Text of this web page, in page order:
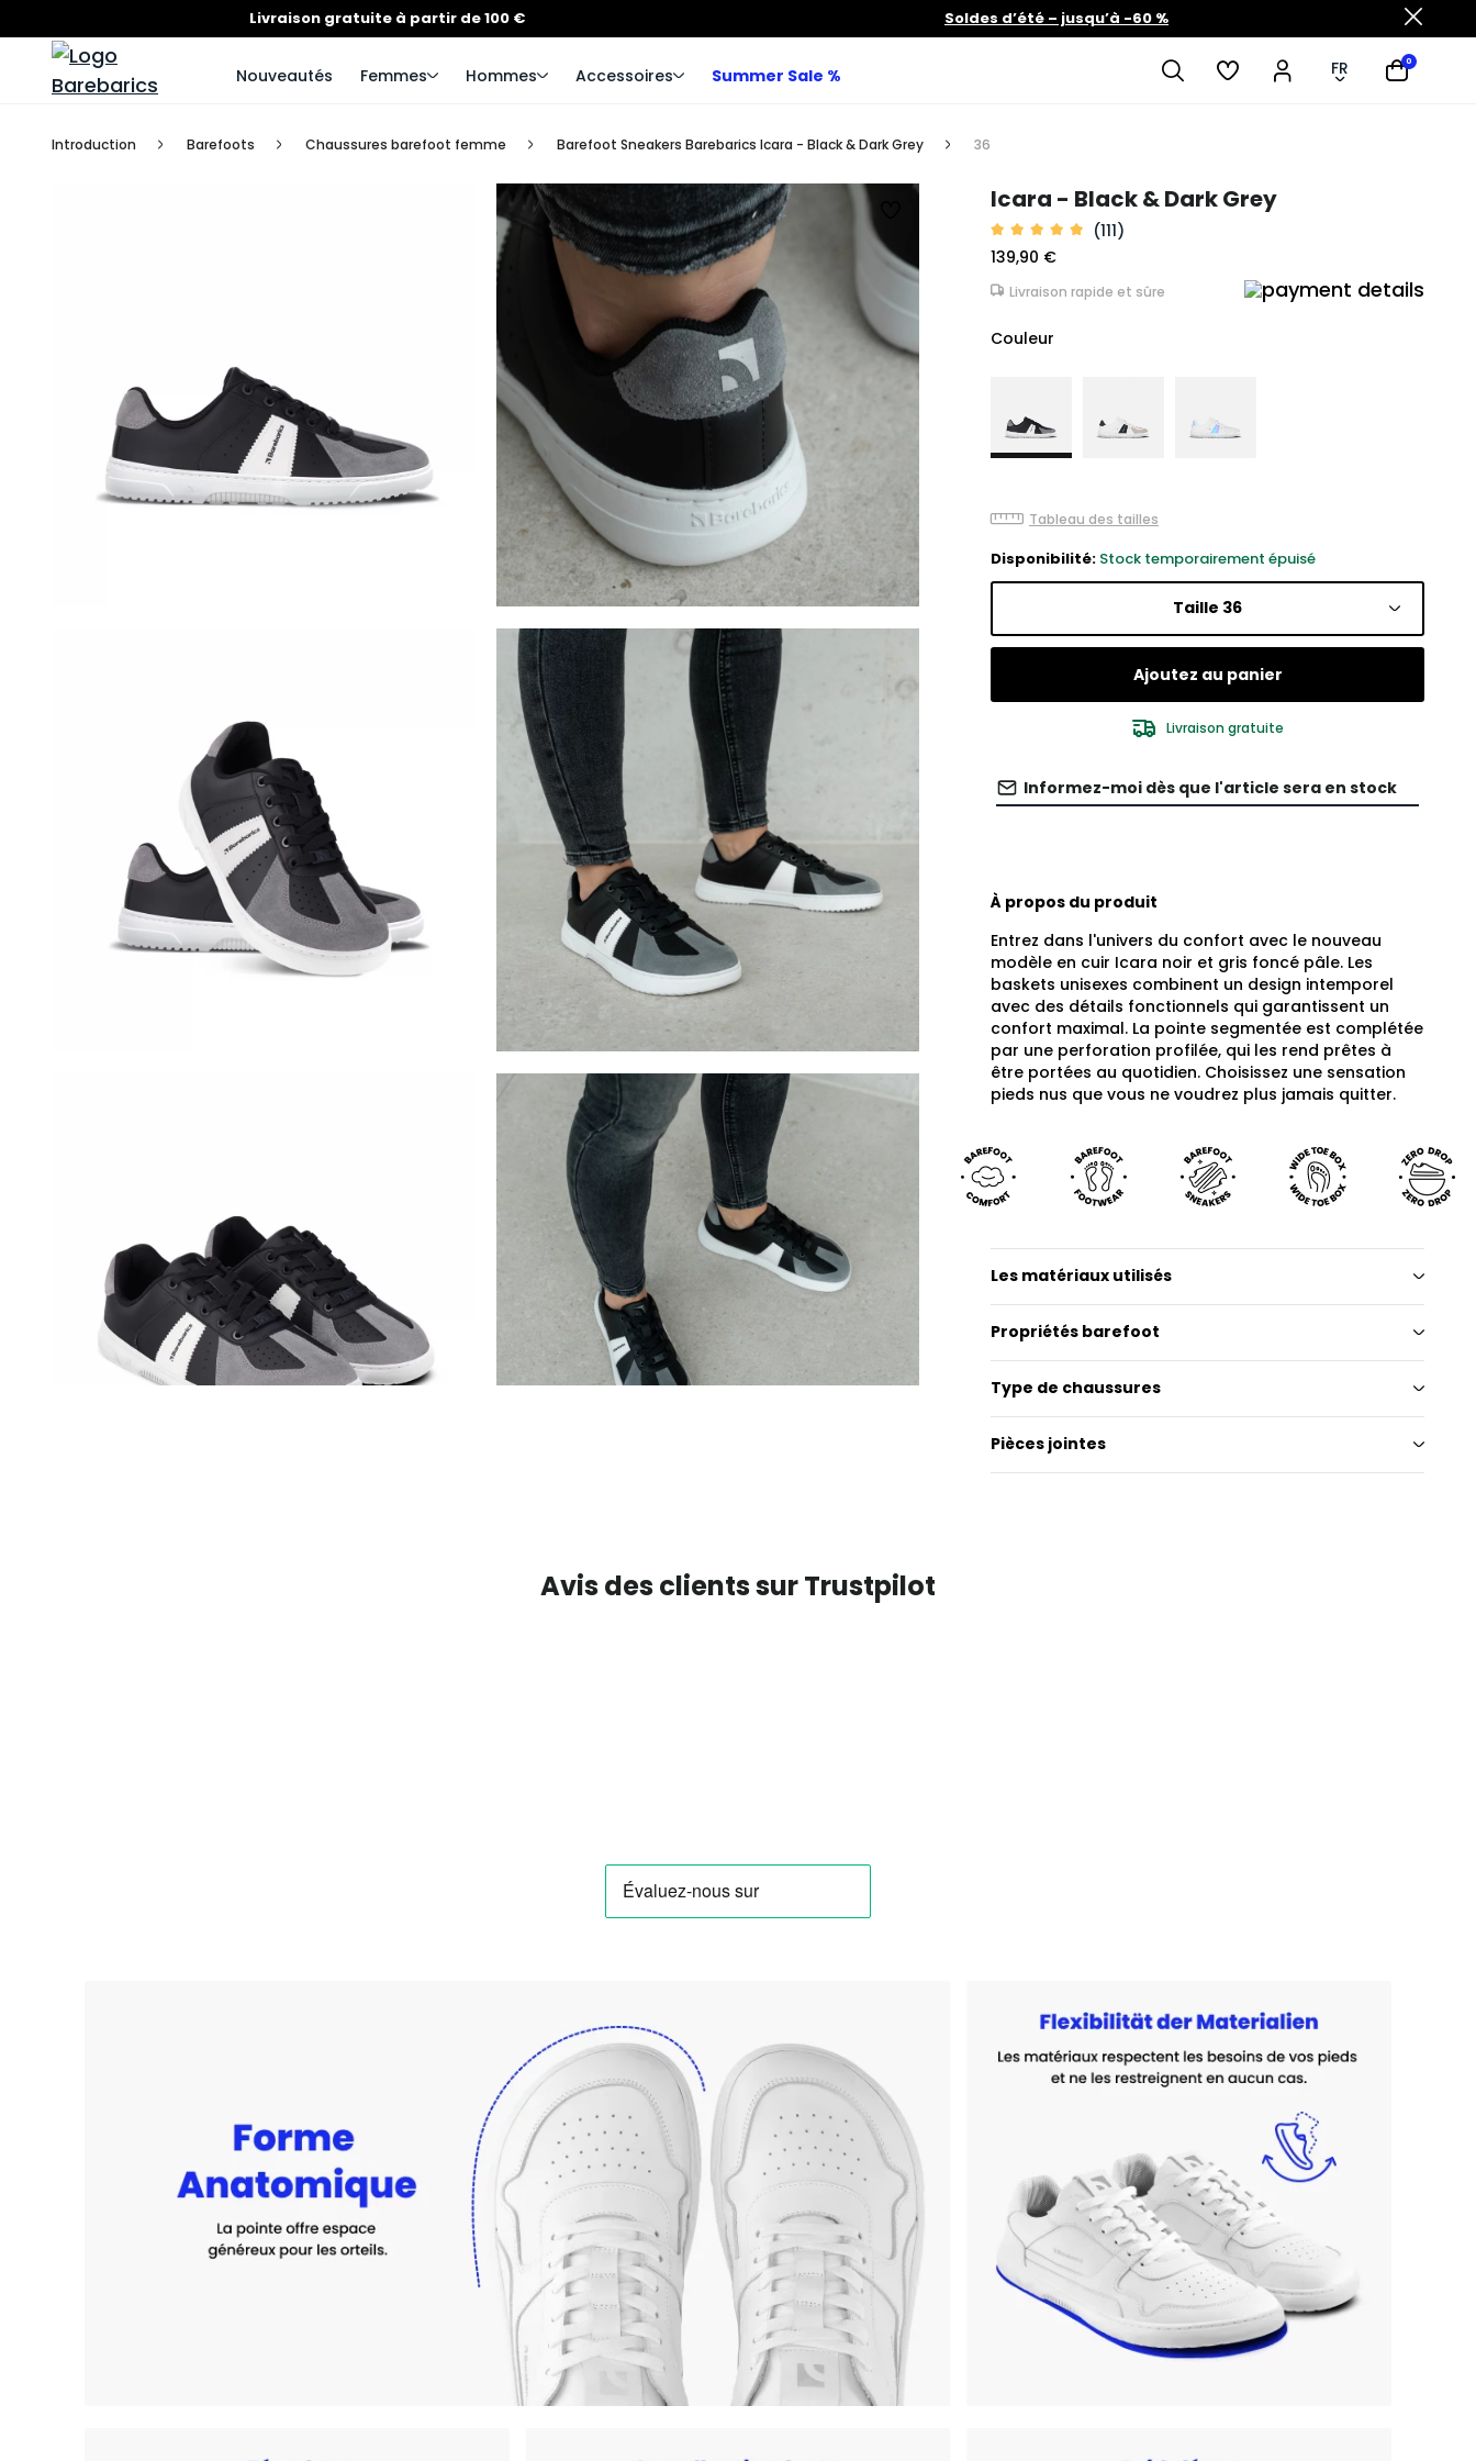
Livraison gratuite à partir de 100 € Soldes d’été – jusqu’à -60 %
Nouveautés Femmes Hommes Accessoires Summer Sale % FR 0
Introduction Barefoots Chaussures barefoot femme Barefoot Sneakers Barebarics Icara - Black & Dark Grey 36
Icara - Black & Dark Grey
(111)
139,90 €
Livraison rapide et sûre
Couleur
Tableau des tailles
Disponibilité: Stock temporairement épuisé
Taille 36
Ajoutez au panier
Livraison gratuite
Informez-moi dès que l'article sera en stock
À propos du produit
Entrez dans l'univers du confort avec le nouveau
modèle en cuir Icara noir et gris foncé pâle. Les
baskets unisexes combinent un design intemporel
avec des détails fonctionnels qui garantissent un
confort maximal. La pointe segmentée est complétée
par une perforation profilée, qui les rend prêtes à
être portées au quotidien. Choisissez une sensation
pieds nus que vous ne voudrez plus jamais quitter.
Les matériaux utilisés
Propriétés barefoot
Type de chaussures
Pièces jointes
Avis des clients sur Trustpilot